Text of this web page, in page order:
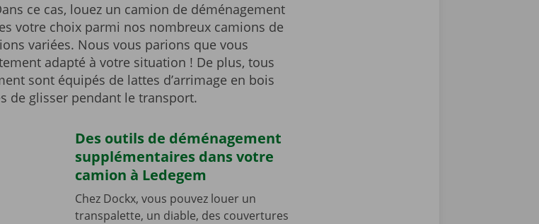
ce cas, louez un camion de déménagement
votre choix parmi nos nombreux camions de
variées. Nous vous parions que vous
adapté à votre situation ! De plus, tous
sont équipés de lattes d’arrimage en bois
de glisser pendant le transport.
Des outils de déménagement
supplémentaires dans votre
camion à Ledegem
Chez Dockx, vous pouvez louer un
transpalette, un diable, des couvertures